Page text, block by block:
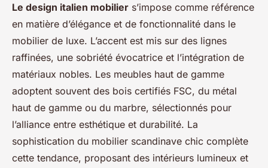
Le design italien mobilier s’impose comme référence
en matière d’élégance et de fonctionnalité dans le
mobilier de luxe. L’accent est mis sur des lignes
raffinées, une sobriété évocatrice et l’intégration de
matériaux nobles. Les meubles haut de gamme
adoptent souvent des bois certifiés FSC, du métal
haut de gamme ou du marbre, sélectionnés pour
l’alliance entre esthétique et durabilité. La
sophistication du mobilier scandinave chic complète
cette tendance, proposant des intérieurs lumineux et